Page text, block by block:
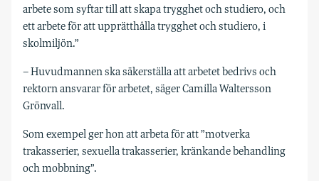
arbete som syftar till att skapa trygghet och studiero, och
ett arbete för att upprätthålla trygghet och studiero, i
skolmiljön.”
– Huvudmannen ska säkerställa att arbetet bedrivs och
rektorn ansvarar för arbetet, säger Camilla Waltersson
Grönvall.
Som exempel ger hon att arbeta för att ”motverka
trakasserier, sexuella trakasserier, kränkande behandling
och mobbning”.